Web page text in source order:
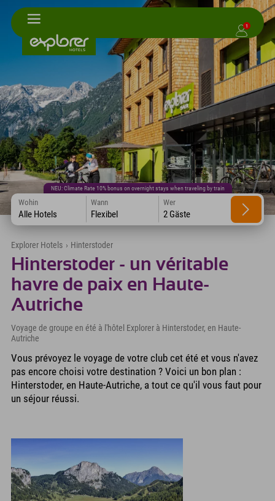
1
NEU: Climate Rate 10% bonus on overnight stays when traveling by train
Wohin
Alle Hotels
Wann
Flexibel
Wer
2 Gäste
Explorer Hotels › Hinterstoder
Hinterstoder - un véritable
havre de paix en Haute-
Autriche
Voyage de groupe en été à l'hôtel Explorer à Hinterstoder, en Haute-
Autriche
Vous prévoyez le voyage de votre club cet été et vous n'avez
pas encore choisi votre destination ? Voici un bon plan :
Hinterstoder, en Haute-Autriche, a tout ce qu'il vous faut pour
un séjour réussi.